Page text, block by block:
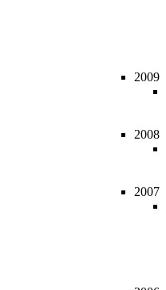
2009
2008
2007